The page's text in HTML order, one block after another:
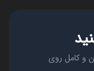
و کامل روی